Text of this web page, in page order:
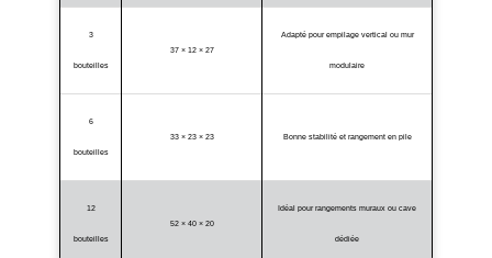
3
bouteilles
37 × 12 × 27
Adapté pour empilage vertical ou mur
modulaire
6
bouteilles
33 × 23 × 23 Bonne stabilité et rangement en pile
12
bouteilles
52 × 40 × 20
Idéal pour rangements muraux ou cave
dédiée